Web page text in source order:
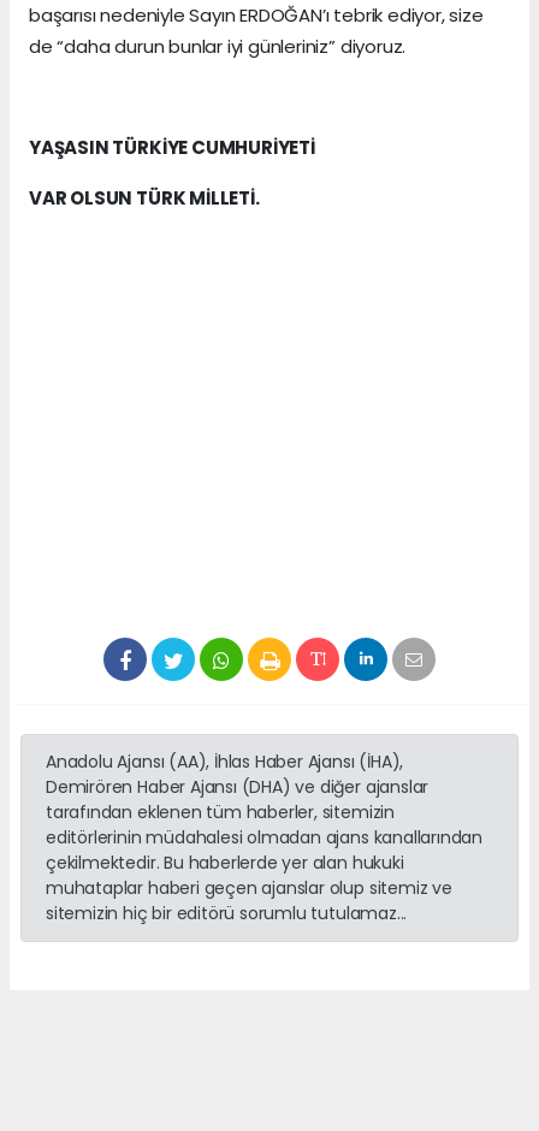
başarısı nedeniyle Sayın ERDOĞAN’ı tebrik ediyor, size
de “daha durun bunlar iyi günleriniz” diyoruz.
YAŞASIN TÜRKİYE CUMHURİYETİ
VAR OLSUN TÜRK MİLLETİ.
Anadolu Ajansı (AA), İhlas Haber Ajansı (İHA),
Demirören Haber Ajansı (DHA) ve diğer ajanslar
tarafından eklenen tüm haberler, sitemizin
editörlerinin müdahalesi olmadan ajans kanallarından
çekilmektedir. Bu haberlerde yer alan hukuki
muhataplar haberi geçen ajanslar olup sitemiz ve
sitemizin hiç bir editörü sorumlu tutulamaz...